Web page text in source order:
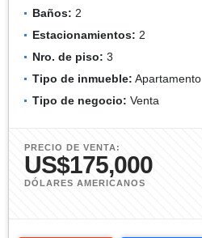
Baños: 2
Estacionamientos: 2
Nro. de piso: 3
Tipo de inmueble: Apartamento
Tipo de negocio: Venta
PRECIO DE VENTA:
US$175,000
DÓLARES AMERICANOS